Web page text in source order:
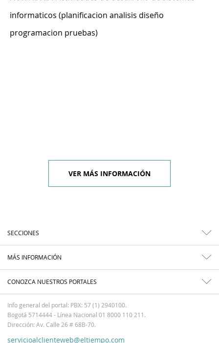
informaticos (planificacion analisis diseño
programacion pruebas)
VER MÁS INFORMACIÓN
SECCIONES
MÁS INFORMACIÓN
CONOZCA NUESTROS PORTALES
Info general del portal: PBX: 57 (1) 2940100.
Bogotá 5714444 - Línea Nacional 01 8000 110 211.
Dirección: Av. Calle 26 # 68B-70.
servicioalclienteweb@eltiempo.com